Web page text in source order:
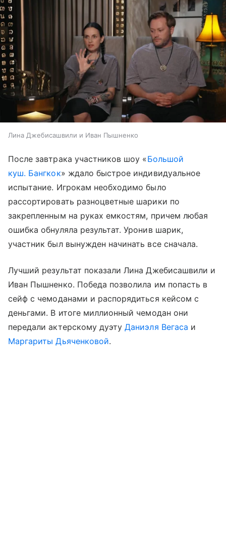
Лина Джебисашвили и Иван Пышненко
После завтрака участников шоу «Большой
куш. Бангкок» ждало быстрое индивидуальное
испытание. Игрокам необходимо было
рассортировать разноцветные шарики по
закрепленным на руках емкостям, причем любая
ошибка обнуляла результат. Уронив шарик,
участник был вынужден начинать все сначала.
Лучший результат показали Лина Джебисашвили и
Иван Пышненко. Победа позволила им попасть в
сейф с чемоданами и распорядиться кейсом с
деньгами. В итоге миллионный чемодан они
передали актерскому дуэтуДаниэля Вегаса и
Маргариты Дьяченковой.